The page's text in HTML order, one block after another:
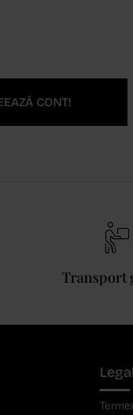
CONT!
Transport
Legal